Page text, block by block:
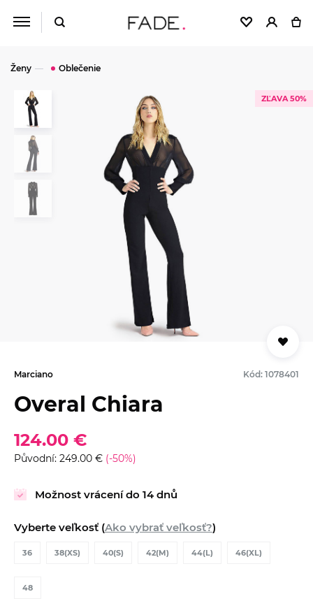
Ženy Oblečenie
ZĽAVA 50%
Marciano Kód: 1078401
Overal Chiara
124.00 €
Původní: 249.00 € (-50%)
Možnost vrácení do 14 dnů
Vyberte veľkosť (Ako vybrať veľkosť?)
36 38(XS) 40(S) 42(M) 44(L) 46(XL)
48